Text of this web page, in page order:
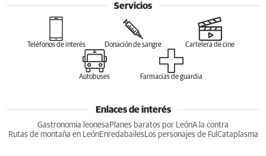
Servicios
Teléfonos de interés Donación de sangre Cartelera de cine
Autobuses Farmacias de guardia
Enlaces de interés
Gastronomia leonesa Planes baratos por LeónA la contra
Rutas de montaña en LeónEnredabailesLos personajes de Ful Cataplasma